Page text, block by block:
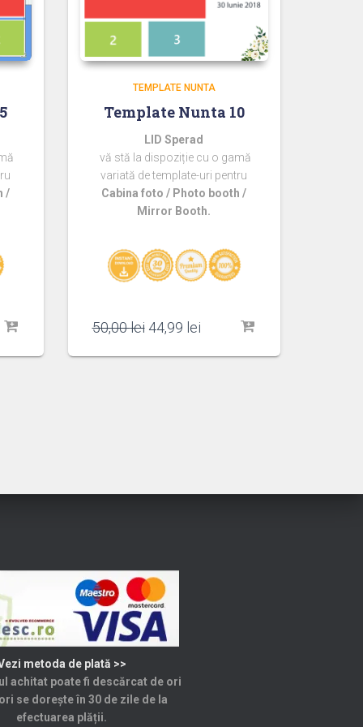
/
TEMPLATE NUNTA
Template Nunta 10
LID Sperad
vă stă la dispoziție cu o gamă
variată de template-uri pentru
Cabina foto / Photo booth /
Mirror Booth.
50,00lei Prețul
a
44,99 leiPrețul
este:
metoda de plată >>
achitat poate fi descărcat de ori
se dorește în 30 de zile de la
efectuarea plății.